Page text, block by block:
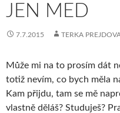
JEN MED
7.7.2015 TERKA
Může mi na to prosím dát
totiž nevím, co bych měla
Kam přijdu, tam se mě
vlastně děláš? Studuješ?